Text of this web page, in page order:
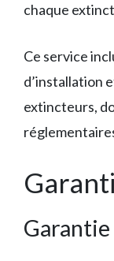
chaque
Ce service
d’installation
extincteurs,